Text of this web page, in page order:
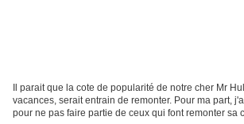
Il parait que la cote de popularité de notre cher Mr
vacances, serait entrain de remonter. Pour ma part,
pour ne pas faire partie de ceux qui font remonter sa